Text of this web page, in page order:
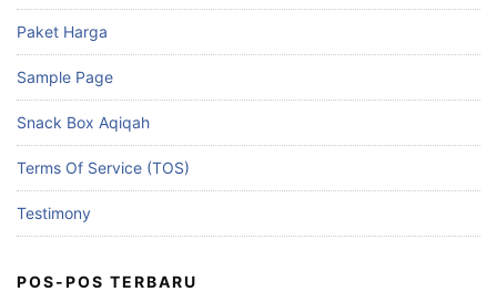
Paket Harga
Sample Page
Snack Box Aqiqah
Terms Of Service (TOS)
Testimony
POS-POS TERBARU